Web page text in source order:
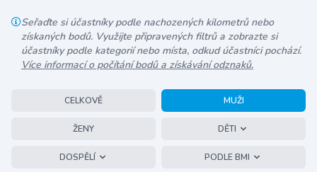
Seřaďte si účastníky podle nachozených kilometrů nebo
získaných bodů. Využijte připravených filtrů a zobrazte si
účastníky podle kategorií nebo místa, odkud účastníci pochází.
Více informací o počítání bodů a získávání odznaků.
CELKOVĚ MUŽI
ŽENY DĚTI
DOSPĚLÍ PODLE BMI